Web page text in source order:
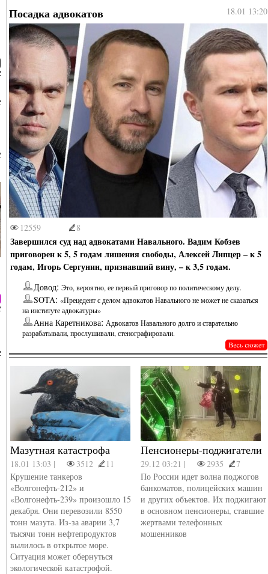
от drunktwi отНаталья Верхова
Посадка адвокатов 18.01 13:20
12559 8
Завершился суд над адвокатами Навального. Вадим Кобзев
приговорен к 5, 5 годам лишения свободы, Алексей Липцер – к 5
годам, Игорь Сергунин, признавший вину, – к 3,5 годам.
Довод:Это, вероятно, ее первый приговор по политическому делу.
SOTA:«Прецедент с делом адвокатов Навального не может не сказаться
на институте адвокатуры»
Анна Каретникова: Адвокатов Навального долго и старательно
разрабатывали, прослушивали, стенографировали.
Мазутная катастрофа
18.01 13:03 | 3512
11
Крушение танкеров
«Волгонефть-212» и
«Волгонефть-239» произошло 15
декабря. Они перевозили 8550
тонн мазута. Из-за аварии 3,7
тысячи тонн нефтепродуктов
вылилось в открытое море.
Ситуация может обернуться
экологической катастрофой.
Пенсионеры-поджигатели
29.12 03:21 | 2935
7
По России идет волна поджогов
банкоматов, полицейских машин
и других объектов. Их поджигают
в основном пенсионеры, ставшие
жертвами телефонных
мошенников